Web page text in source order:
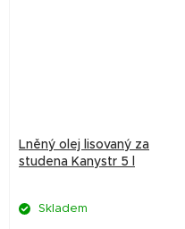
Lněný olej lisovaný za
studena Kanystr 5 l
Skladem